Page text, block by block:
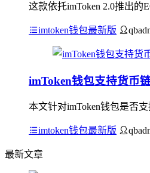
这款依托imToken 2.0推出
imtoken钱包最新版
imToken钱包支持货币
本文针对imToken钱包是否
imtoken钱包最新版
最新文章